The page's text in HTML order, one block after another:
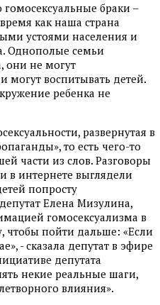
браки –
как наша страна
устоями населения и
Однополые семьи
они не могут
могут воспитывать детей.
ребенка не
развернутая в
то есть чего-то
части из слов. Разговоры
в интернете выглядели
попросту
Елена Мизулина,
гомосексуализма в
чтобы пойти дальше: «Если
- сказала депутат в эфире
депутата
некие реальные шаги,
влияния».